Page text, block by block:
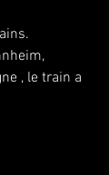
, le train a